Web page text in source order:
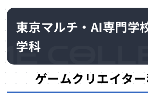
東京マルチ・AI専門学
学科
ゲームクリエイタ